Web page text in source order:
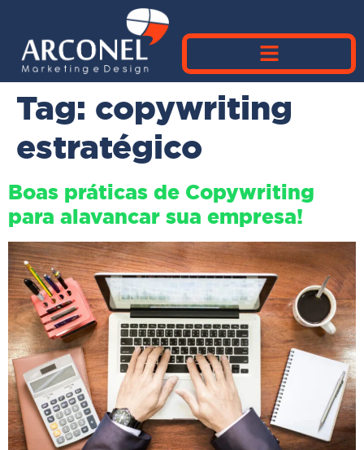
Tag: copywriting
estratégico
Boas práticas de Copywriting
para alavancar sua empresa!